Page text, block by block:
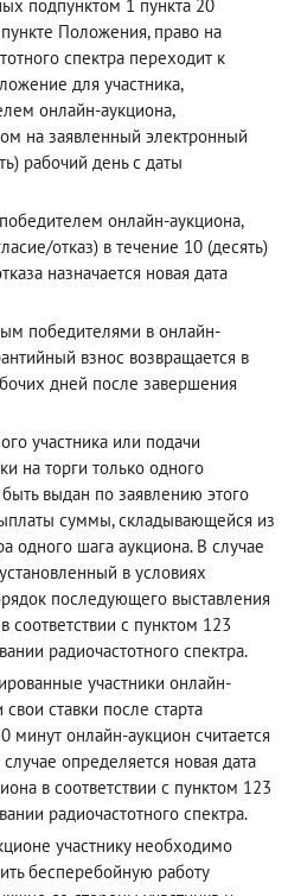
подпунктом 1 пункта 20
Положения, право на
спектра переходит к
для участника,
онлайн-аукциона,
на заявленный электронный
рабочий день с даты
онлайн-аукциона,
отказ) в течение 10 (десять)
назначается новая дата
победителями в онлайн-
взнос возвращается в
дней после завершения
участника или подачи
на торги только одного
выдан по заявлению этого
суммы, складывающейся из
одного шага аукциона. В случае
в условиях
последующего выставления
соответствии с пунктом 123
радиочастотного спектра.
участники онлайн-
ставки после старта
минут онлайн-аукцион считается
определяется новая дата
в соответствии с пунктом 123
радиочастотного спектра.
участнику необходимо
бесперебойную работу